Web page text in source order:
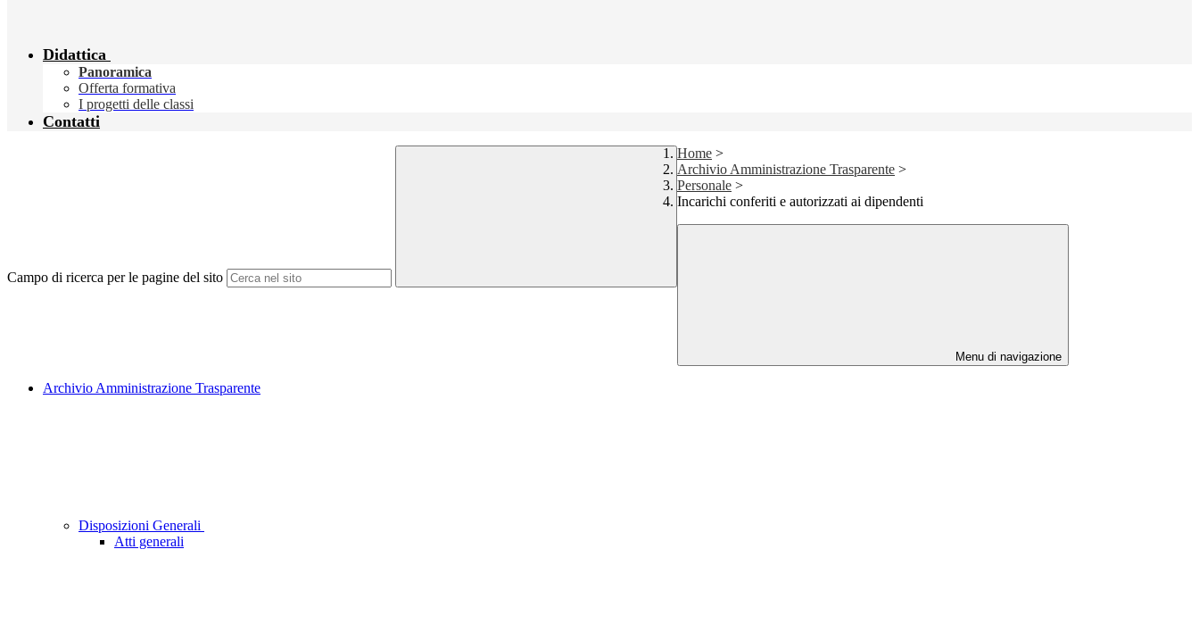
Didattica
Panoramica
Offerta formativa
I progetti delle classi
Contatti
Campo di ricerca per le pagine del sito
Home >
Archivio Amministrazione Trasparente >
Personale >
Incarichi conferiti e autorizzati ai dipendenti
Menu di navigazione
Archivio Amministrazione Trasparente
Disposizioni Generali
Atti generali